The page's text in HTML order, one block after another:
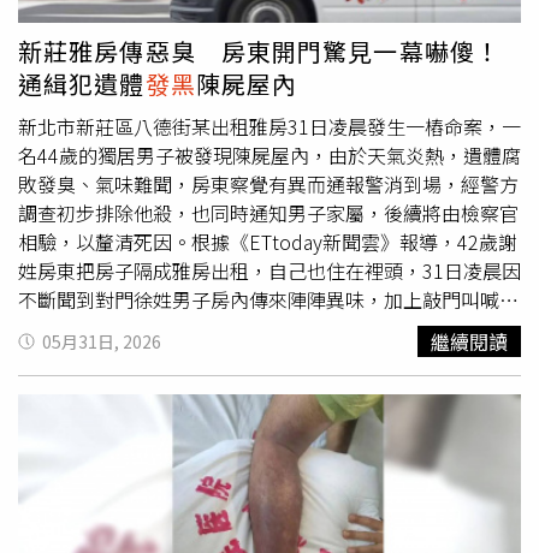
請法師作法，消災解厄。 該校代理校長回應，學生是為了
在畢業前留下深刻回憶，純粹出於好玩與創意，並沒有任何
惡意或宗教意圖。社群上眾人則多是莞爾一笑：「沒開聲音
以為是閃靈」、「請問你們畢典嘉賓是閃靈嗎」、「收一收
還能燒給地基主」、「留友看畢典出大港場面，為什麼我那
時候畢業沒有」。
新莊雅房傳惡臭 房東開門驚見一幕嚇傻！
通緝犯遺體發黑陳屍屋內
新北市新莊區八德街某出租雅房31日凌晨發生一樁命案，一
名44歲的獨居男子被發現陳屍屋內，由於天氣炎熱，遺體腐
敗發臭、氣味難聞，房東察覺有異而通報警消到場，經警方
調查初步排除他殺，也同時通知男子家屬，後續將由檢察官
相驗，以釐清死因。根據《ETtoday新聞雲》報導，42歲謝
姓房東把房子隔成雅房出租，自己也住在裡頭，31日凌晨因
不斷聞到對門徐姓男子房內傳來陣陣異味，加上敲門叫喊無
回應，謝姓房東決定進門了解情況，赫然發現徐男已倒臥床
上，全身僵硬發黑
且飄出惡臭，嚇得他急忙報警。警方獲報
到場後由鑑識人員現場進行採證，初步勘查無外力介入跡
象，也沒搜出毒品等違禁物，初步排除他殺嫌疑。據了解，
警方還意外發現徐男除長期處於無業狀態外，還因毒品案遭
通緝，目前已請家屬到現場認屍，全案後續將依規定移請新
北地檢署檢察官辦理刑事相驗，進一步確認死因和詳細情
05月31日, 2026 繼續閱讀